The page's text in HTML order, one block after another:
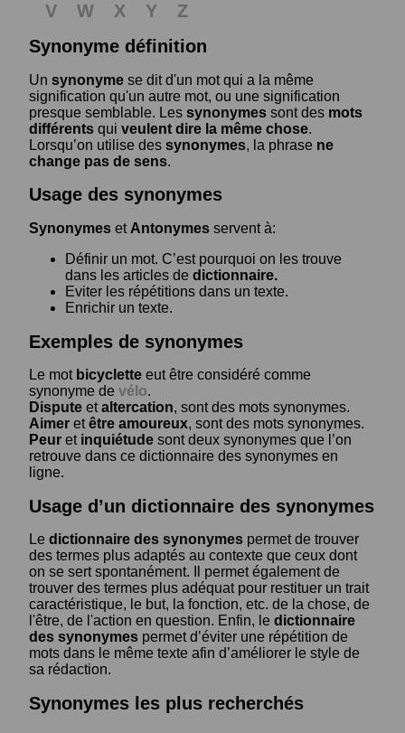
V W X Y
Z
Synonyme définition
Un synonyme se dit d'un mot qui a la même
signification qu'un autre mot, ou une signification
presque semblable. Les synonymes sont des mots
différents qui veulent dire la même chose.
Lorsqu’on utilise des synonymes, la phrase ne
change pas de sens.
Usage des synonymes
Synonymes et Antonymes servent à:
Définir un mot. C’est pourquoi on les trouve
dans les articles de dictionnaire.
Eviter les répétitions dans un texte.
Enrichir un texte.
Exemples de synonymes
Le mot bicyclette eut être considéré comme
synonyme de vélo.
Dispute etaltercation, sont des mots synonymes.
Aimer etêtre amoureux, sont des mots synonymes.
Peur et inquiétude sont deux synonymes que l’on
retrouve dans ce dictionnaire des synonymes en
ligne.
Usage d’un dictionnaire des synonymes
Le dictionnaire des synonymes permet de trouver
des termes plus adaptés au contexte que ceux dont
on se sert spontanément. Il permet également de
trouver des termes plus adéquat pour restituer un trait
caractéristique, le but, la fonction, etc. de la chose, de
l'être, de l'action en question. Enfin, le dictionnaire
des synonymes permet d’éviter une répétition de
mots dans le même texte afin d’améliorer le style de
sa rédaction.
Synonymes les plus recherchés